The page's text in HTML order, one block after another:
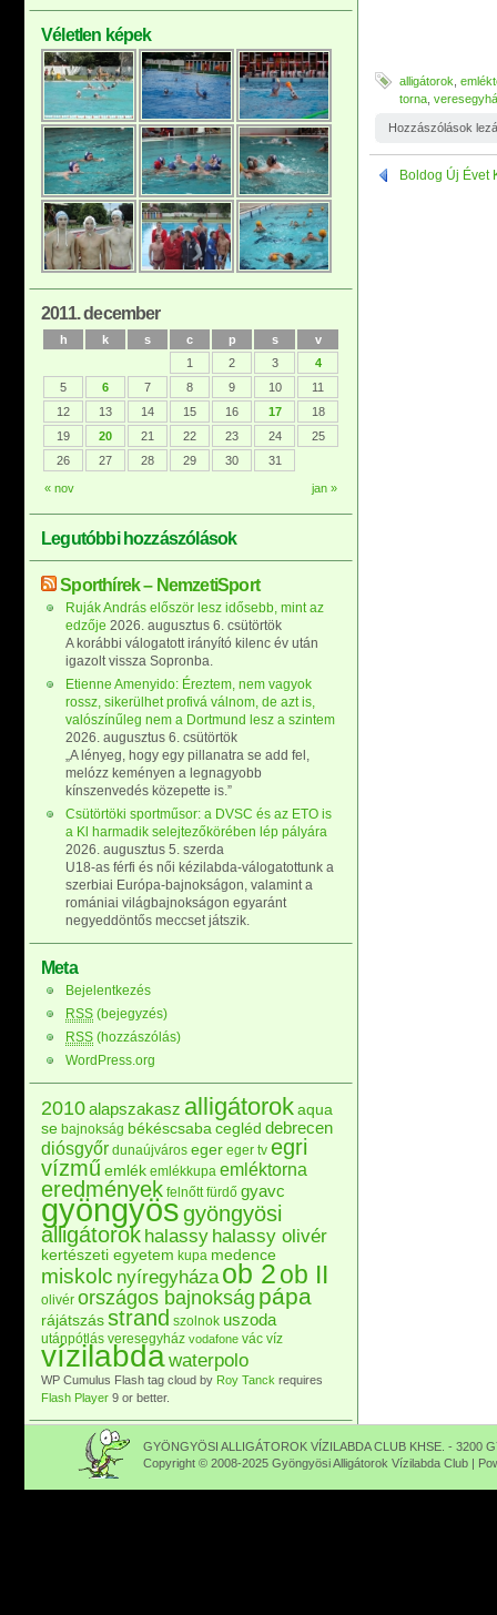
alligátorok
torna
Hozzászólások
Boldog Új Évet
Véletlen képek
2011. december
h k s c p s v
« nov jan »
1 2 3
4
5
6 7 8 9 10
11
12
13 14 15 16 17
18
19
20 21 22 23 24
25
26
27 28 29 30 31
Legutóbbi hozzászólások
Sporthírek – NemzetiSport
Ruják András először lesz idősebb, mint az
edzője 2026. augusztus 6. csütörtök
A korábbi válogatott irányító kilenc év után
igazolt vissza Sopronba.
Etienne Amenyido: Éreztem, nem vagyok
rossz, sikerülhet profivá válnom, de azt is,
valószínűleg nem a Dortmund lesz a szintem
2026. augusztus 6. csütörtök
„A lényeg, hogy egy pillanatra se add fel,
melózz keményen a legnagyobb
kínszenvedés közepette is.”
Csütörtöki sportműsor: a DVSC és az ETO is
a Kl harmadik selejtezőkörében lép pályára
2026. augusztus 5. szerda
U18-as férfi és női kézilabda-válogatottunk a
szerbiai Európa-bajnokságon, valamint a
romániai világbajnokságon egyaránt
negyeddöntős meccset játszik.
Meta
Bejelentkezés
RSS (bejegyzés)
RSS (hozzászólás)
WordPress.org
2010alapszakasz alligátorokaqua
se bajnokság békéscsaba cegléd debrecen
diósgyőr dunaújváros eger eger tv egri
vízműemlék emlékkupa emléktorna
eredmények felnőtt fürdő gyavc
gyöngyösgyöngyösi
alligátorok halassy halassy olivér
kertészeti egyetem kupa medence
miskolc nyíregyháza ob 2ob II
olivér országos bajnokság pápa
rájátszás strand szolnok uszoda
utánpótlás veresegyház vodafone vác víz
vízilabdawaterpolo
WP Cumulus Flash tag cloud by Roy Tanck requires
Flash Player 9 or better.
GYÖNGYÖSI ALLIGÁTOROK VÍZILABDA CLUB KHSE. - 3200
Copyright © 2008-2025 Gyöngyösi Alligátorok Vízilabda Club |